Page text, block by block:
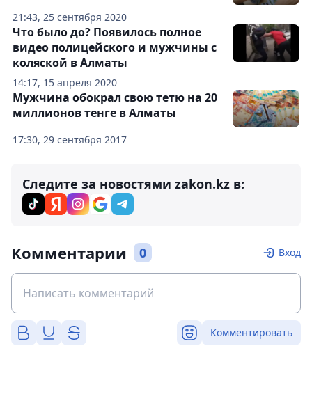
21:43, 25 сентября 2020
14:17, 15 апреля 2020
Что было до? Появилось полное
видео полицейского и мужчины с
коляской в Алматы
17:30, 29 сентября 2017
Мужчина обокрал свою тетю на 20
миллионов тенге в Алматы
Следите за новостями zakon.kz в:
Комментарии 0 Вход
Комментировать